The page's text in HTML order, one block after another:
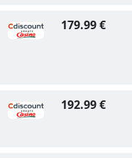
179.99 €
192.99 €